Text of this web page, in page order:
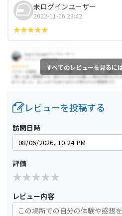
未ログインユーザー
2022-11-06 23:42
すべてのレビューを見るに
レビューを投稿する
訪問日時
評価
レビュー内容